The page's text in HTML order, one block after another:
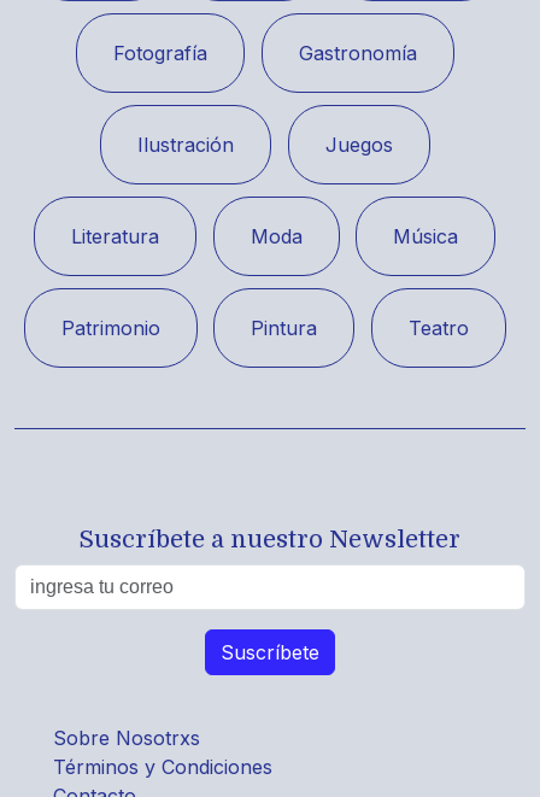
Fotografía Gastronomía
Ilustración Juegos
Literatura Moda Música
Patrimonio Pintura Teatro
Suscríbete a nuestro Newsletter
Sobre Nosotrxs
Términos y Condiciones